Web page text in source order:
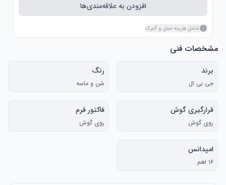
افزودن به علاقه‌مندی‌ها
شامل هزینه حمل و گمرک
مشخصات فنی
برند
جی بی ال
رنگ
شن و ماسه
قرارگیری گوش
روی گوش
فاکتور فرم
روی گوش
امپدانس
۱۶ اهم